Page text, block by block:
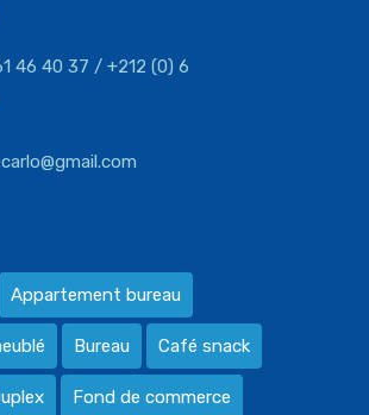
46 40 37 / +212 (0) 6
Appartement bureau
Bureau Café snack
Fond de commerce